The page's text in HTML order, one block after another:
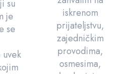
su
je
se
iskrenom
prijateljstvu,
zajedničkim
provodima,
osmesima,